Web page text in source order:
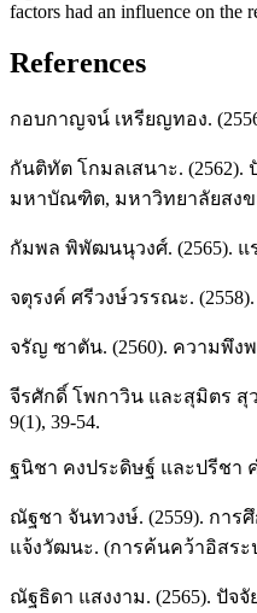
factors had an influence on the
References
กอบกาญจน์ เหรียญทอง.
กันติทัต โกมลเสนาะ.
มหาบัณฑิต, มหาวิทยาลัยสง
กัมพล พิพัฒนนุวงศ์. (2565).
จตุรงค์ ศรีวงษ์วรรณะ.
จรัญ ซาตัน. (2560). ความพึ
จีรศักดิ์ โพกาวิน และสุมิตร สุ
9(1), 39-54.
ฐนิชา คงประดิษฐ์ และปรีชา
ณัฐชา จันทวงษ์. (2559). กา
แจ้งวัฒนะ. (การค้นคว้าอิสร
ณัฐธิดา แสงงาม. (2565). ปัจ